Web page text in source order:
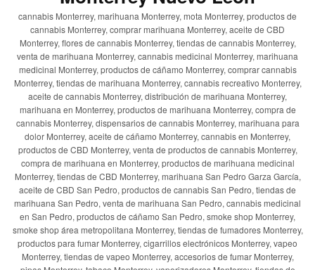
cannabis Monterrey, marihuana Monterrey, mota Monterrey, productos de
cannabis Monterrey, comprar marihuana Monterrey, aceite de CBD
Monterrey, flores de cannabis Monterrey, tiendas de cannabis Monterrey,
venta de marihuana Monterrey, cannabis medicinal Monterrey, marihuana
medicinal Monterrey, productos de cáñamo Monterrey, comprar cannabis
Monterrey, tiendas de marihuana Monterrey, cannabis recreativo Monterrey,
aceite de cannabis Monterrey, distribución de marihuana Monterrey,
marihuana en Monterrey, productos de marihuana Monterrey, compra de
cannabis Monterrey, dispensarios de cannabis Monterrey, marihuana para
dolor Monterrey, aceite de cáñamo Monterrey, cannabis en Monterrey,
productos de CBD Monterrey, venta de productos de cannabis Monterrey,
compra de marihuana en Monterrey, productos de marihuana medicinal
Monterrey, tiendas de CBD Monterrey, marihuana San Pedro Garza García,
aceite de CBD San Pedro, productos de cannabis San Pedro, tiendas de
marihuana San Pedro, venta de marihuana San Pedro, cannabis medicinal
en San Pedro, productos de cáñamo San Pedro, smoke shop Monterrey,
smoke shop área metropolitana Monterrey, tiendas de fumadores Monterrey,
productos para fumar Monterrey, cigarrillos electrónicos Monterrey, vapeo
Monterrey, tiendas de vapeo Monterrey, accesorios de fumar Monterrey,